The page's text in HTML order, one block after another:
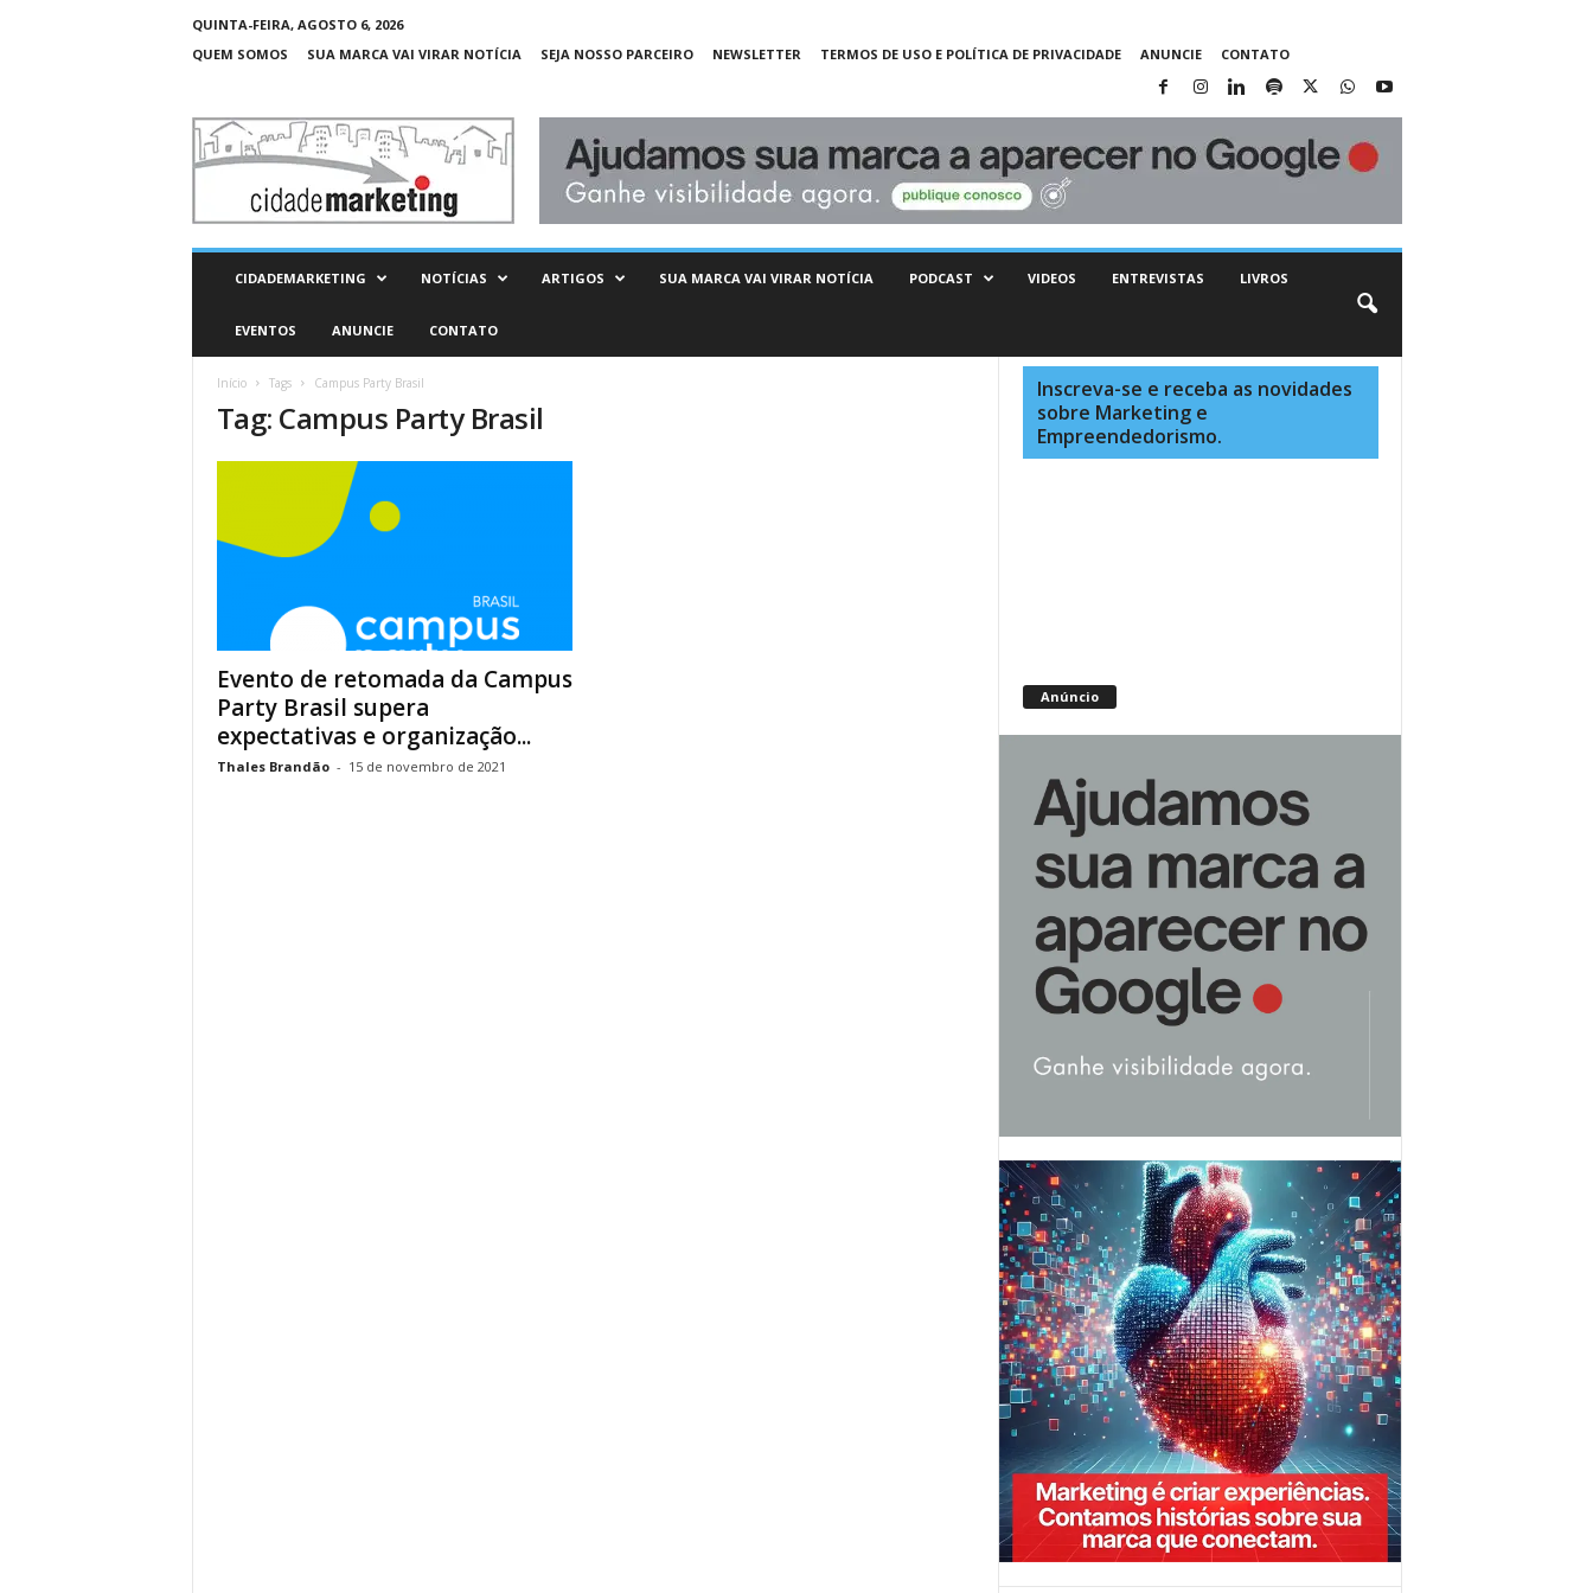
QUINTA-FEIRA, AGOSTO 6, 2026
QUEM SOMOS
SUA MARCA VAI VIRAR NOTÍCIA SEJA NOSSO PARCEIRO NEWSLETTER TERMOS DE USO E POLÍTICA DE PRIVACIDADE ANUNCIE CONTATO
C
d
CIDADEMARKETING NOTÍCIAS ARTIGOS SUA MARCA VAI VIRAR NOTÍCIA PODCAST VIDEOS ENTREVISTAS LIVROS
EVENTOS ANUNCIE CONTATO
Início Tags Campus Party Brasil
Tag: Campus Party Brasil
Evento de retomada da Campus
Party Brasil supera
expectativas e organização...
Thales Brandão - 15 de novembro de 2021
Inscreva-se e receba as novidades
sobre Marketing e
Empreendedorismo.
Anúncio